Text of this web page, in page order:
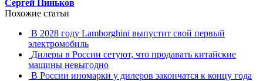
Сергей Пиньков
Похожие статьи
В 2028 году Lamborghini выпустит свой первый
электромобиль
Дилеры в России сетуют, что продавать китайские
машины невыгодно
В России иномарки у дилеров закончатся к концу года